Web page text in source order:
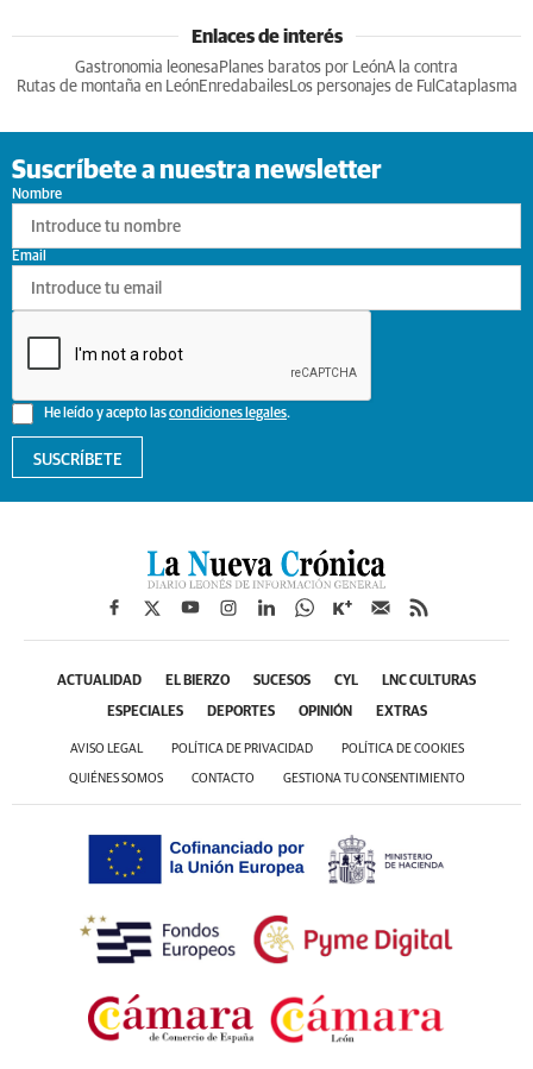
Enlaces de interés
Gastronomia leonesa Planes baratos por LeónA la contra
Rutas de montaña en LeónEnredabailesLos personajes de Ful Cataplasma
Suscríbete a nuestra newsletter
Nombre
He leído y acepto lascondiciones legales.
Email
SUSCRÍBETE
ACTUALIDAD EL BIERZO SUCESOS CYL LNC CULTURAS
ESPECIALES DEPORTES OPINIÓN EXTRAS
AVISO LEGAL POLÍTICA DE PRIVACIDAD POLÍTICA DE COOKIES
QUIÉNES SOMOS CONTACTO GESTIONA TU CONSENTIMIENTO